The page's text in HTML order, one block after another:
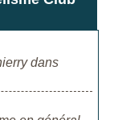
dans